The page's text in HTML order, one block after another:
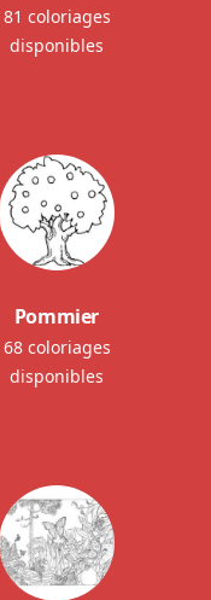
81 coloriages
disponibles
Pommier
68 coloriages
disponibles